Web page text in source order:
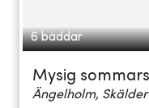
6 bäddar
Mysig
Ängelholm,